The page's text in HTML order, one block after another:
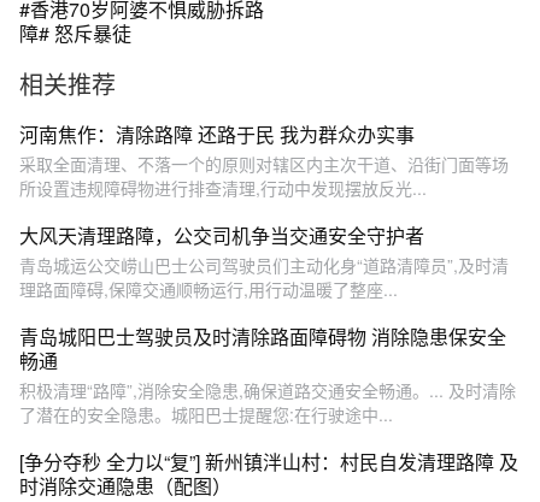
#香港70岁阿婆不惧威胁拆路
障# 怒斥暴徒
相关推荐
河南焦作：清除路障 还路于民 我为群众办实事
采取全面清理、不落一个的原则对辖区内主次干道、沿街门面等场
所设置违规障碍物进行排查清理,行动中发现摆放反光...
大风天清理路障，公交司机争当交通安全守护者
青岛城运公交崂山巴士公司驾驶员们主动化身“道路清障员”,及时清
理路面障碍,保障交通顺畅运行,用行动温暖了整座...
青岛城阳巴士驾驶员及时清除路面障碍物 消除隐患保安全
畅通
积极清理“路障”,消除安全隐患,确保道路交通安全畅通。... 及时清除
了潜在的安全隐患。城阳巴士提醒您:在行驶途中...
[争分夺秒 全力以“复”] 新州镇泮山村：村民自发清理路障 及
时消除交通隐患（配图）